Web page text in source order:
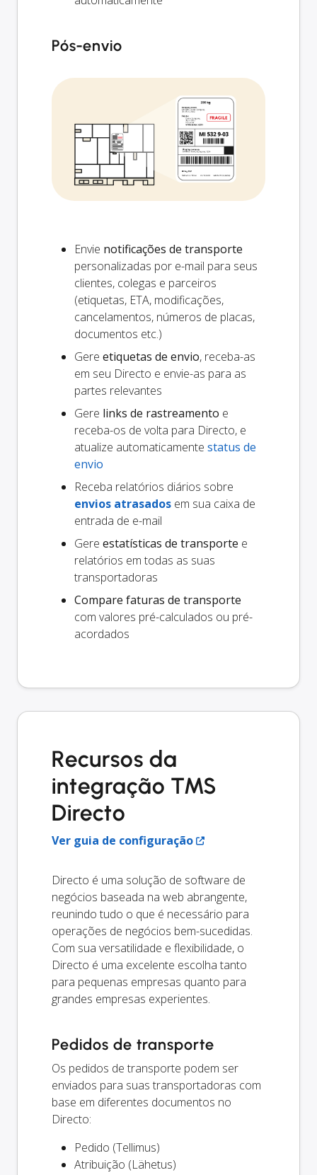
Pós-envio
Envie notificações de transporte
personalizadas por e-mail para seus
clientes, colegas e parceiros
(etiquetas, ETA, modificações,
cancelamentos, números de placas,
documentos etc.)
Gere etiquetas de envio, receba-as
em seu Directo e envie-as para as
partes relevantes
Gere links de rastreamento e
receba-os de volta para Directo, e
atualize automaticamente status de
envio
Receba relatórios diários sobre
envios atrasados em sua caixa de
entrada de e-mail
Gere estatísticas de transporte e
relatórios em todas as suas
transportadoras
Compare faturas de transporte
com valores pré-calculados ou pré-
acordados
Recursos da
integração TMS
Directo
Ver guia de configuração
Directo é uma solução de software de
negócios baseada na web abrangente,
reunindo tudo o que é necessário para
operações de negócios bem-sucedidas.
Com sua versatilidade e flexibilidade, o
Directo é uma excelente escolha tanto
para pequenas empresas quanto para
grandes empresas experientes.
Pedidos de transporte
Os pedidos de transporte podem ser
enviados para suas transportadoras com
base em diferentes documentos no
Directo:
Pedido (Tellimus)
Atribuição (Lähetus)